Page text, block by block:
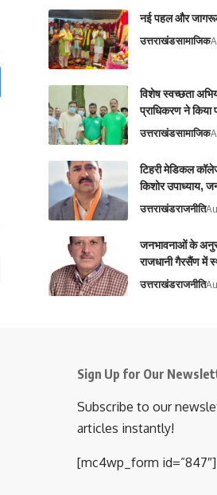
नई पहल और
उत्तराखंडसामाजिक
विशेष स्वच्छता
प्राधिकरण ने किया
उत्तराखंडसामाजिक
टिहरी मेडिकल
किशोर उपाध्याय,
उत्तराखंडराजनीति
जनभावनाओं के
राजधानी गैरसैंण में
उत्तराखंडराजनीति
Sign Up for Our
Subscribe to our
articles instantly!
[mc4wp_form id=”847″]